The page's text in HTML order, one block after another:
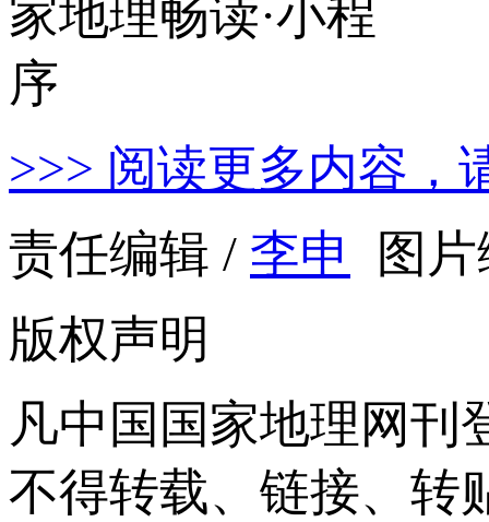
>>> 阅读更多内容，
责任编辑 / 李申
图
版权声明
凡中国国家地理网刊
不得转载、链接、转